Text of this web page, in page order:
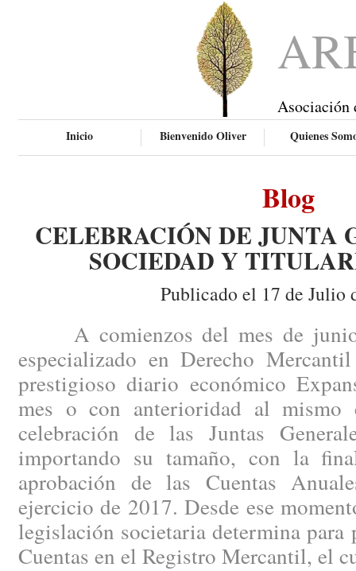
Asociación
Inicio Bienvenido Oliver Quienes
Blog
CELEBRACIÓN DE JUNTA
SOCIEDAD Y
Publicado el 17 de Julio
A comienzos del mes de junio,
especializado en Derecho
prestigioso diario económico
mes o con anterioridad al mismo
celebración de las Juntas
importando su tamaño, con la
aprobación de las Cuentas
ejercicio de 2017. Desde ese
legislación societaria determina para
Cuentas en el Registro Mercantil, el